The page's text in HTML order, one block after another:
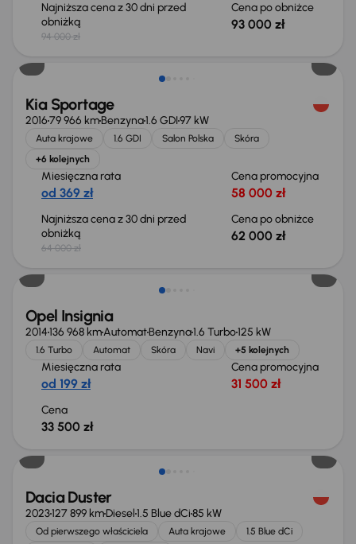
Najniższa cena z 30 dni przed
obniżką
94 000 zł
Cena po obniżce
93 000 zł
Taniej o 2 000 zł
Kia Sportage
201679 966 kmBenzyna1.6 GDI97 kW
Auta krajowe 1.6 GDI Salon Polska
Skóra
+6 kolejnych
Miesięczna rata
od 369 zł
Cena promocyjna
58 000 zł
Najniższa cena z 30 dni przed
obniżką
64 000 zł
Cena po obniżce
62 000 zł
Opel Insignia
2014136 968 kmAutomatBenzyna1.6 Turbo125 kW
1.6 Turbo Automat Skóra Navi +5 kolejnych
Miesięczna rata
od 199 zł
Cena promocyjna
31 500 zł
Cena
33 500 zł
Możliwość odliczenia VAT
Dacia Duster
2023127 899 kmDiesel1.5 Blue dCi85 kW
Od pierwszego właściciela Auta krajowe
1.5 Blue dCi